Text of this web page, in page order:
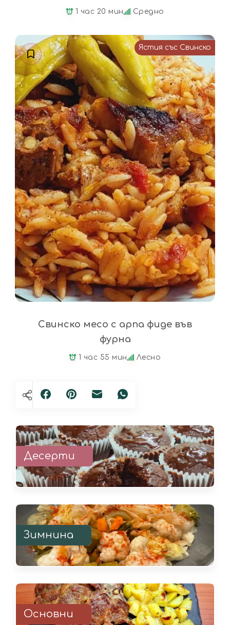
1 час 20 мин Средно
Ястия със Свинско
Свинско месо с арпа фиде във
фурна
1 час 55 мин Лесно
Десерти
Зимнина
Основни